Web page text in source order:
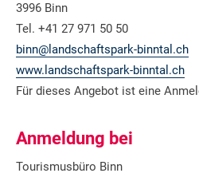
3996 Binn
Tel. +41 27 971 50 50
binn@landschaftspark-binntal.ch
www.landschaftspark-binntal.ch
Für dieses Angebot ist eine
Anmeldung bei
Tourismusbüro Binn